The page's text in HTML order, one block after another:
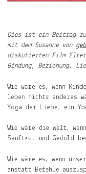
die
Liebe,
der
der
Name
meiner
und
Notiz.
Dies ist ein Beitrag
mit dem Susanne von
diskutierten Film
Bindung, Beziehung,
Wie wäre es, wenn
leben nichts anderes
Yoga der Liebe, ein
Wie wäre die Welt,
Sanftmut und Geduld
Wie wäre es, wenn
anstatt Befehle